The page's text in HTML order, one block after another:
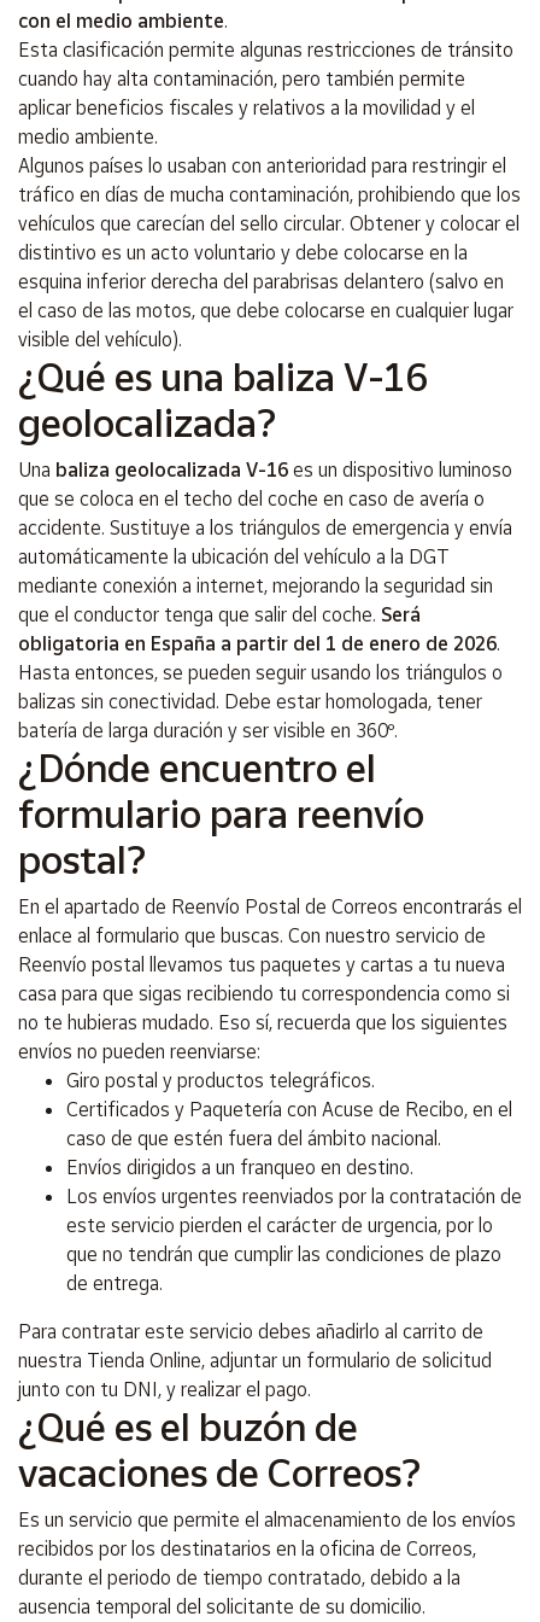
con el medio ambiente.
Esta clasificación permite algunas restricciones de tránsito
cuando hay alta contaminación, pero también permite
aplicar beneficios fiscales y relativos a la movilidad y el
medio ambiente.
Algunos países lo usaban con anterioridad para restringir el
tráfico en días de mucha contaminación, prohibiendo que los
vehículos que carecían del sello circular. Obtener y colocar el
distintivo es un acto voluntario y debe colocarse en la
esquina inferior derecha del parabrisas delantero (salvo en
el caso de las motos, que debe colocarse en cualquier lugar
visible del vehículo).
¿Qué es una baliza V-16
geolocalizada?
Una baliza geolocalizada V-16 es un dispositivo luminoso
que se coloca en el techo del coche en caso de avería o
accidente. Sustituye a los triángulos de emergencia y envía
automáticamente la ubicación del vehículo a la DGT
mediante conexión a internet, mejorando la seguridad sin
que el conductor tenga que salir del coche. Será
obligatoria en España a partir del 1 de enero de 2026.
Hasta entonces, se pueden seguir usando los triángulos o
balizas sin conectividad. Debe estar homologada, tener
batería de larga duración y ser visible en 360º.
¿Dónde encuentro el
formulario para reenvío
postal?
En el apartado de Reenvío Postal de Correos encontrarás el
enlace al formulario que buscas. Con nuestro servicio de
Reenvío postal llevamos tus paquetes y cartas a tu nueva
casa para que sigas recibiendo tu correspondencia como si
no te hubieras mudado. Eso sí, recuerda que los siguientes
envíos no pueden reenviarse:
Giro postal y productos telegráficos.
Certificados y Paquetería con Acuse de Recibo, en el
caso de que estén fuera del ámbito nacional.
Envíos dirigidos a un franqueo en destino.
Los envíos urgentes reenviados por la contratación de
este servicio pierden el carácter de urgencia, por lo
que no tendrán que cumplir las condiciones de plazo
de entrega.
Para contratar este servicio debes añadirlo al carrito de
nuestra Tienda Online, adjuntar un formulario de solicitud
junto con tu DNI, y realizar el pago.
¿Qué es el buzón de
vacaciones de Correos?
Es un servicio que permite el almacenamiento de los envíos
recibidos por los destinatarios en la oficina de Correos,
durante el periodo de tiempo contratado, debido a la
ausencia temporal del solicitante de su domicilio.